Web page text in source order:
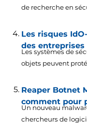
de recherche en
Les risques
des
Les systèmes de
objets peuvent
Reaper Botnet
comment pour
Un nouveau
chercheurs de